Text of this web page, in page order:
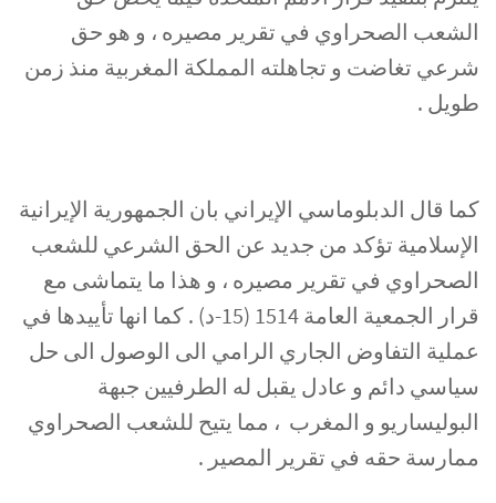
الشعب الصحراوي في تقرير مصيره ، و هو حق
شرعي تغاضت و تجاهلته المملكة المغربية منذ زمن
طويل .
كما قال الدبلوماسي الإيراني بان الجمهورية الإيرانية
الإسلامية تؤكد من جديد عن الحق الشرعي للشعب
الصحراوي في تقرير مصيره ، و هذا ما يتماشى مع
قرار الجمعية العامة 1514 (15-د) . كما انها تأييدها في
عملية التفاوض الجاري الرامي الى الوصول الى حل
سياسي دائم و عادل يقبل له الطرفيين جبهة
البوليساريو و المغرب ، مما يتيح للشعب الصحراوي
ممارسة حقه في تقرير المصير .